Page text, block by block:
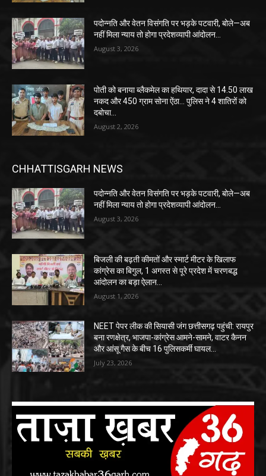
पदोन्नति और वेतन विसंगति पर भड़के पटवारी, बोले—अब
नहीं मिला न्याय तो होगा प्रदेशव्यापी आंदोलन…
August 3, 2026
पोती को बनाया ब्लैकमेल का हथियार, दादा से 14.50 लाख
नकद और 450 ग्राम सोना ऐंठा… पुलिस ने 4 शातिरों को
दबोचा…
August 2, 2026
CHHATTISGARH NEWS
पदोन्नति और वेतन विसंगति पर भड़के पटवारी, बोले—अब
नहीं मिला न्याय तो होगा प्रदेशव्यापी आंदोलन…
August 3, 2026
बिजली की बढ़ती कीमतों और स्मार्ट मीटर के खिलाफ
कांग्रेस का बिगुल, 1 अगस्त से पूरे प्रदेश में चरणबद्ध
आंदोलन का बड़ा ऐलान…
August 1, 2026
NEET पेपर लीक की सियासी जंग छत्तीसगढ़ पहुंची: रायपुर
बना रणक्षेत्र, भाजपा-कांग्रेस आमने-सामने, वाटर कैनन
और आंसू गैस के बीच 16 पुलिसकर्मी घायल…
July 23, 2026